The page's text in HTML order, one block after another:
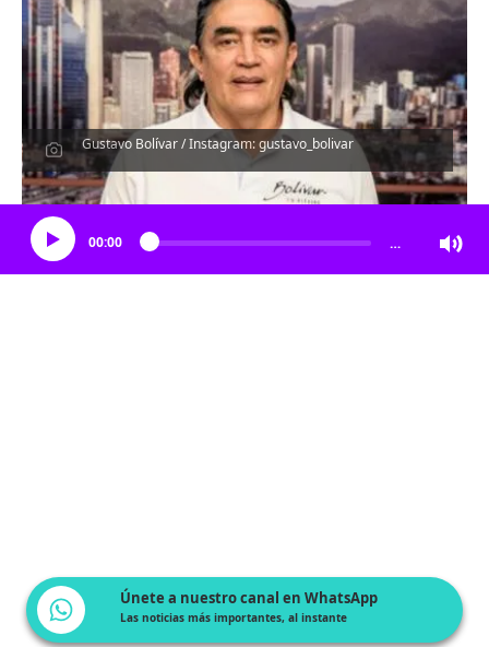
Gustavo Bolívar / Instagram: gustavo_bolivar
Escucha el artículo
00:00 …
Únete a nuestro canal en WhatsApp
Las noticias más importantes, al instante